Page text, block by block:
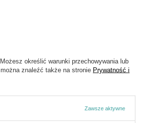
. Możesz określić warunki przechowywania lub
znaleźć także na stronie Prywatność i
Zawsze aktywne